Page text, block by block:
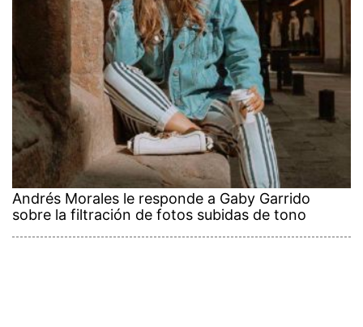
Andrés Morales le responde a Gaby Garrido
sobre la filtración de fotos subidas de tono